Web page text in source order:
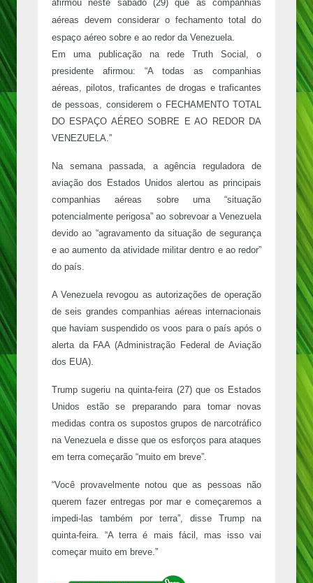
afirmou neste sábado (29) que as companhias
aéreas devem considerar o fechamento total do
espaço aéreo sobre e ao redor da Venezuela.
Em uma publicação na rede Truth Social, o
presidente afirmou: “A todas as companhias
aéreas, pilotos, traficantes de drogas e traficantes
de pessoas, considerem o FECHAMENTO TOTAL
DO ESPAÇO AÉREO SOBRE E AO REDOR DA
VENEZUELA.”
Na semana passada, a agência reguladora de
aviação dos Estados Unidos alertou as principais
companhias aéreas sobre uma “situação
potencialmente perigosa” ao sobrevoar a Venezuela
devido ao “agravamento da situação de segurança
e ao aumento da atividade militar dentro e ao redor”
do país.
A Venezuela revogou as autorizações de operação
de seis grandes companhias aéreas internacionais
que haviam suspendido os voos para o país após o
alerta da FAA (Administração Federal de Aviação
dos EUA).
Trump sugeriu na quinta-feira (27) que os Estados
Unidos estão se preparando para tomar novas
medidas contra os supostos grupos de narcotráfico
na Venezuela e disse que os esforços para ataques
em terra começarão “muito em breve”.
“Você provavelmente notou que as pessoas não
querem fazer entregas por mar e começaremos a
impedi-las também por terra”, disse Trump na
quinta-feira. “A terra é mais fácil, mas isso vai
começar muito em breve.”